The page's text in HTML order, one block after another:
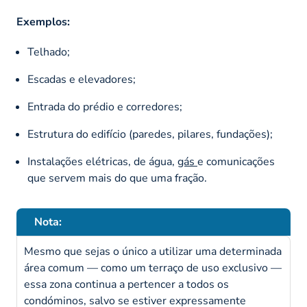
Exemplos:
Telhado;
Escadas e elevadores;
Entrada do prédio e corredores;
Estrutura do edifício (paredes, pilares, fundações);
Instalações elétricas, de água, gáse comunicações
que servem mais do que uma fração.
Nota:
Mesmo que sejas o único a utilizar uma determinada
área comum — como um terraço de uso exclusivo —
essa zona continua a pertencer a todos os
condóminos, salvo se estiver expressamente